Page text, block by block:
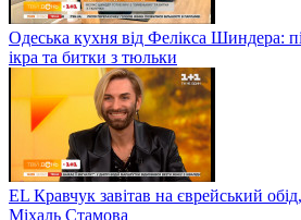
Одеська кухня від Фелікса Шиндера:
ікра та битки з тюльки
EL Кравчук завітав на єврейський
Міхаль Стамова